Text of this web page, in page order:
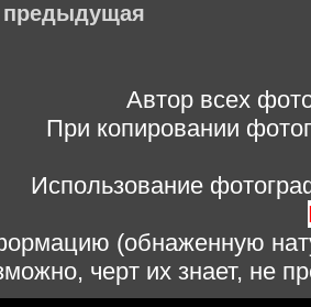
предыдущая
Автор всех
При копировании
Использование
(обнаженную
черт их знает, не